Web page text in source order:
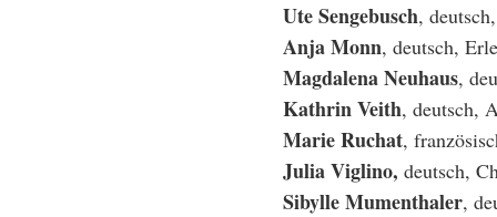
Ute Sengebusch,
Anja Monn, deutsch,
Magdalena Neuhaus,
Kathrin Veith, deutsch,
Marie Ruchat,
Julia Viglino, deutsch,
Sibylle Mumenthaler,